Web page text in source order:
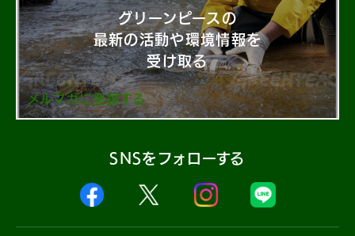
グリーンピースの
最新の活動や環境情報を
受け取る
メルマガに登録する
SNSをフォローする